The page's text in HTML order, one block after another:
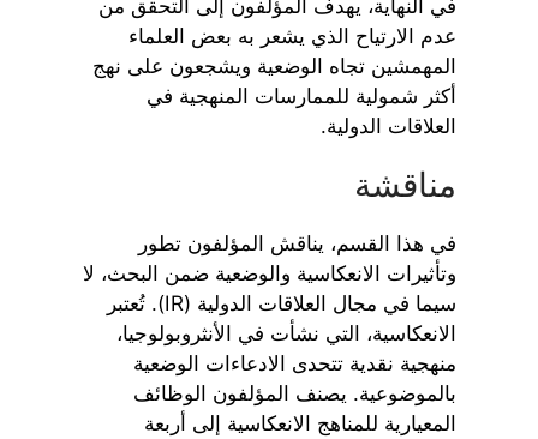
في النهاية، يهدف المؤلفون إلى التحقق من
عدم الارتياح الذي يشعر به بعض العلماء
المهمشين تجاه الوضعية ويشجعون على نهج
أكثر شمولية للممارسات المنهجية في
العلاقات الدولية.
مناقشة
في هذا القسم، يناقش المؤلفون تطور
وتأثيرات الانعكاسية والوضعية ضمن البحث، لا
سيما في مجال العلاقات الدولية (IR). تُعتبر
الانعكاسية، التي نشأت في الأنثروبولوجيا،
منهجية نقدية تتحدى الادعاءات الوضعية
بالموضوعية. يصنف المؤلفون الوظائف
المعيارية للمناهج الانعكاسية إلى أربعة